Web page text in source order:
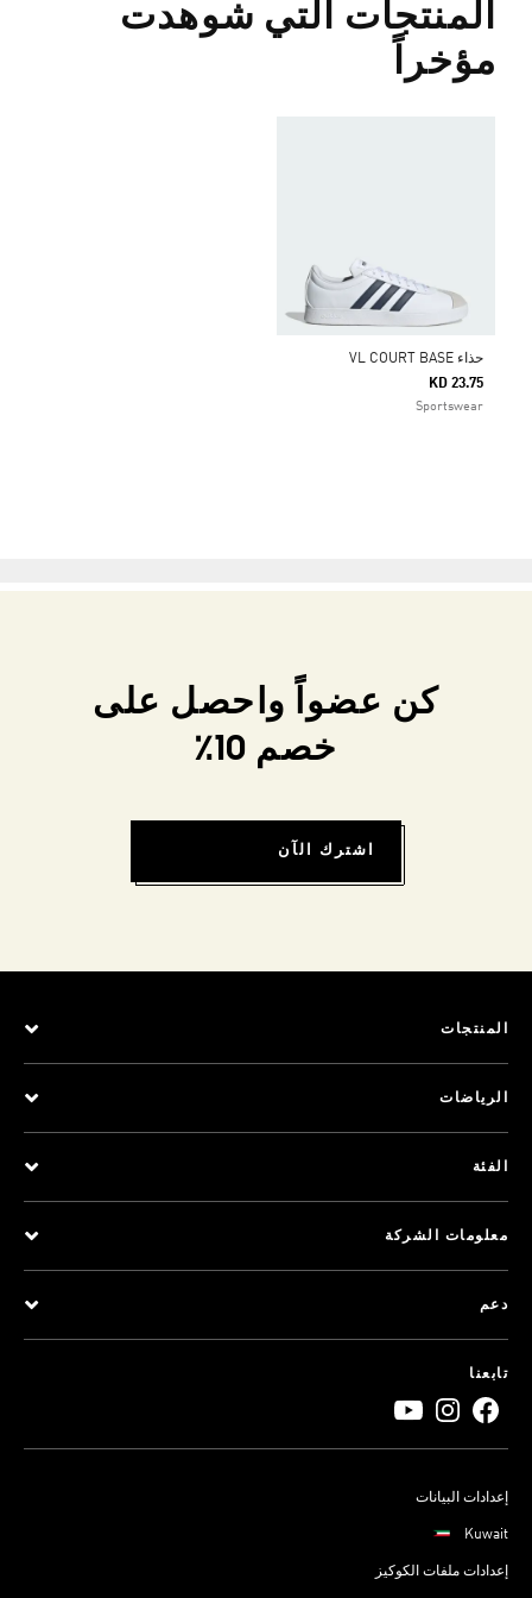
المنتجات التي شوهدت
مؤخراً
حذاء VL COURT BASE
KD 23.75
Sportswear
كن عضواً واحصل على
خصم 10٪
اشترك الآن
المنتجات
الرياضات
الفئة
معلومات الشركة
دعم
تابعنا
إعدادات البيانات
Kuwait
إعدادات ملفات الكوكيز